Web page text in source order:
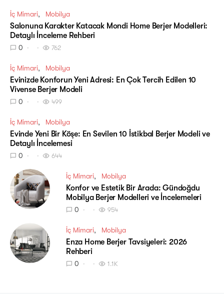
İç Mimari Mobilya
Salonuna Karakter Katacak Mondi Home Berjer Modelleri:
Detaylı İnceleme Rehberi
0 762
İç Mimari Mobilya
Evinizde Konforun Yeni Adresi: En Çok Tercih Edilen 10
Vivense Berjer Modeli
0 499
İç Mimari Mobilya
Evinde Yeni Bir Köşe: En Sevilen 10 İstikbal Berjer Modeli ve
Detaylı İncelemesi
0 644
İç Mimari Mobilya
Konfor ve Estetik Bir Arada: Gündoğdu
Mobilya Berjer Modelleri ve İncelemeleri
0 954
İç Mimari Mobilya
Enza Home Berjer Tavsiyeleri: 2026
Rehberi
0 1.1K